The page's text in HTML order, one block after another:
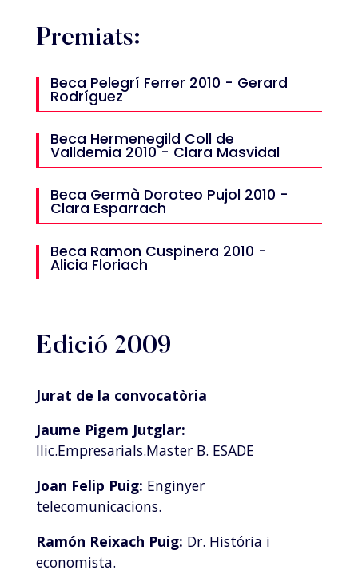
Premiats:
Beca Pelegrí Ferrer 2010 - Gerard
Rodríguez
Beca Hermenegild Coll de
Valldemia 2010 - Clara Masvidal
Beca Germà Doroteo Pujol 2010 -
Clara Esparrach
Beca Ramon Cuspinera 2010 -
Alicia Floriach
Edició 2009
Jurat de la convocatòria
Jaume Pigem Jutglar:
llic.Empresarials.Master B. ESADE
Joan Felip Puig: Enginyer
telecomunicacions.
Ramón Reixach Puig: Dr. História i
economista.